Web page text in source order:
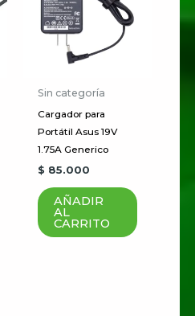
correo
web en este
Sin categoría
Cargador para
Portátil Asus 19V
1.75A Generico
$ 85.000
AÑADIR
AL
CARRITO